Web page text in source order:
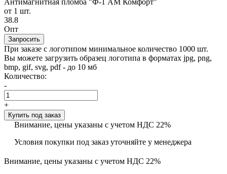
от 1 шт.
38.8
Опт
Запросить
При заказе с логотипом минимальное количество 1000 шт.
Вы можете загрузить образец логотипа в форматах jpg, png,
bmp, gif, svg, pdf - до 10 мб
Количество:
-
+
Купить под заказ
Внимание, цены указаны с учетом НДС 22%
Условия покупки под заказ уточняйте у менеджера
Внимание, цены указаны с учетом НДС 22%